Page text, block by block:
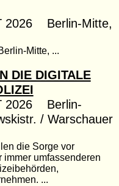
2026 Berlin-Mitte,
Mitte, ...
DIE DIGITALE
2026 Berlin-
/ Warschauer
die Sorge vor
umfassenderen
...